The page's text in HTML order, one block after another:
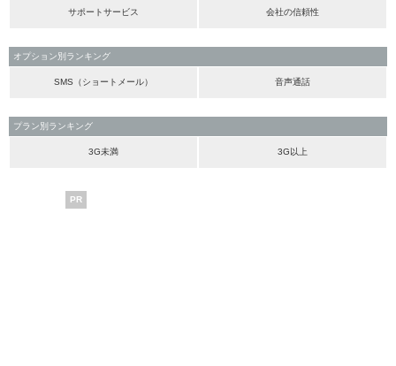
サポートサービス 会社の信頼性
オプション別ランキング
SMS（ショートメール） 音声通話
プラン別ランキング
3G未満 3G以上
PR